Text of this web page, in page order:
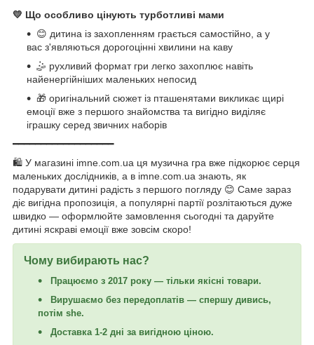
💛 Що особливо цінують турботливі мами
😊 дитина із захопленням грається самостійно, а у
вас з'являються дорогоцінні хвилини на каву
🤹 рухливий формат гри легко захоплює навіть
найенергійніших маленьких непосид
🎁 оригінальний сюжет із пташенятами викликає щирі
емоції вже з першого знайомства та вигідно виділяє
іграшку серед звичних наборів
━━━━━━━━━━━━━━━━━━
🛍 У магазині imne.com.ua ця музична гра вже підкорює серця
маленьких дослідників, а в imne.com.ua знають, як
подарувати дитині радість з першого погляду 😊 Саме зараз
діє вигідна пропозиція, а популярні партії розлітаються дуже
швидко — оформлюйте замовлення сьогодні та даруйте
дитині яскраві емоції вже зовсім скоро!
Чому вибирають нас?
Працюємо з 2017 року — тільки якісні товари.
Вирушаємо без передоплатів — спершу дивись,
потім she.
Доставка 1-2 дні за вигідною ціною.